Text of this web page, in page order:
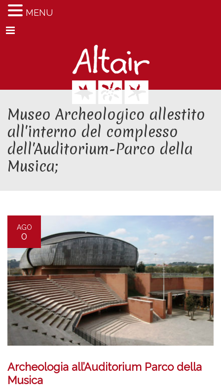
Menu
Museo Archeologico allestito
all'interno del complesso
dell'Auditorium-Parco della
Musica;
AGO
0
Archeologia all’Auditorium Parco della
Musica
MENU